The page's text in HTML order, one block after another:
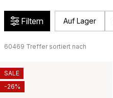
Filtern Auf Lager
60469 Treffer sortiert nach
SALE
-26%